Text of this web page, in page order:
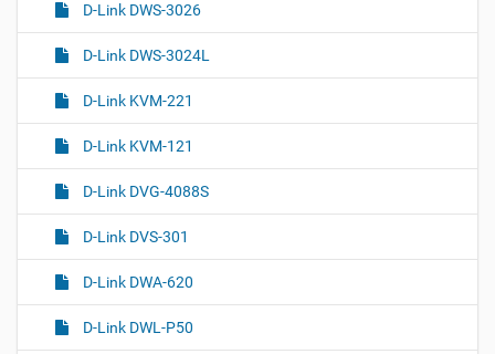
D-Link DWS-3026
D-Link DWS-3024L
D-Link KVM-221
D-Link KVM-121
D-Link DVG-4088S
D-Link DVS-301
D-Link DWA-620
D-Link DWL-P50